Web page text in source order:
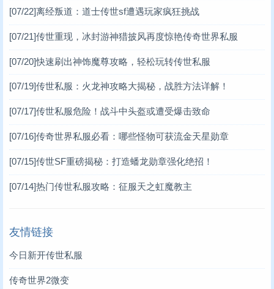
[07/22]离经叛道：道士传世sf遭遇玩家疯狂挑战
[07/21]传世重现，冰封游神猎披风再度惊艳传奇世界私服
[07/20]快速刷出神饰魔尊攻略，轻松玩转传世私服
[07/19]传世私服：火龙神攻略大揭秘，战胜方法详解！
[07/17]传世私服危险！战斗中头盔或遭受爆击致命
[07/16]传奇世界私服必看：哪些怪物可获流金天星勋章
[07/15]传世SF重磅揭秘：打造蟠龙勋章强化绝招！
[07/14]热门传世私服攻略：征服天之虹魔教主
友情链接
今日新开传世私服
传奇世界2微变